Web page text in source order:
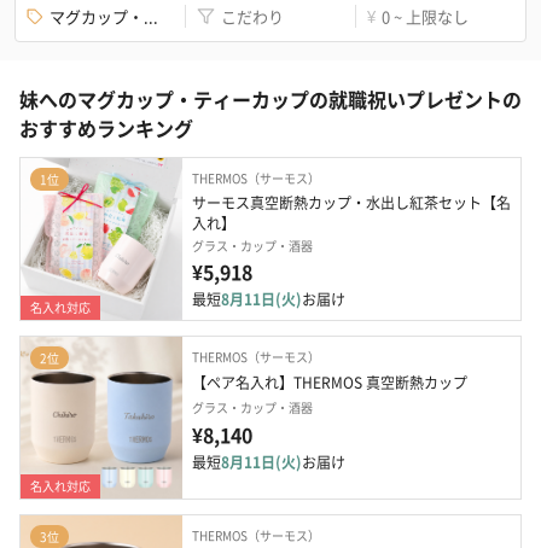
マグカップ・... こだわり ¥ 0 ~ 上限なし
妹へのマグカップ・ティーカップの就職祝いプレゼントの
おすすめランキング
1位
名入れ対応
THERMOS（サーモス）
サーモス真空断熱カップ・水出し紅茶セット【名
入れ】
グラス・カップ・酒器
¥5,918
最短8月11日(火)お届け
2位
名入れ対応
THERMOS（サーモス）
【ペア名入れ】THERMOS 真空断熱カップ
グラス・カップ・酒器
¥8,140
最短8月11日(火)お届け
3位 THERMOS（サーモス）